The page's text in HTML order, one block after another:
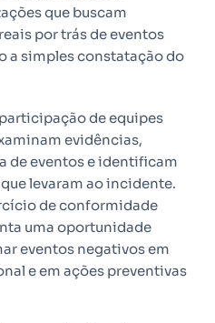
que buscam
por trás de eventos
a simples constatação do
de equipes
evidências,
de eventos e identificam
levaram ao incidente.
de conformidade
uma oportunidade
eventos negativos em
e em ações preventivas